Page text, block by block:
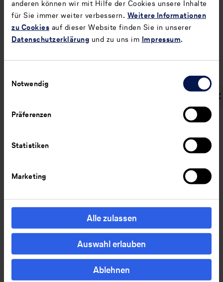
anderen können wir mit Hilfe der Cookies unsere Inhalte
für Sie immer weiter verbessern. Weitere Informationen
zu Cookies auf dieser Website finden Sie in unserer
Datenschutzerklärung und zu uns im Impressum.
Notwendig
Präferenzen
Statistiken
Marketing
Alle zulassen
Auswahl erlauben
Ablehnen
2025
(2019)
33.349
Prozentsatz der Scope-1-
regulierten
Emissionshandelssystemen
Scope-2-
Treibhausgasemissionen
Standortbezogene Scope-2-
Tsd. t CO2e 260